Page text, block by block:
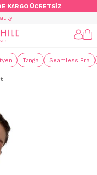
KARGO ÜCRETSİZ
Tanga Seamless Bra